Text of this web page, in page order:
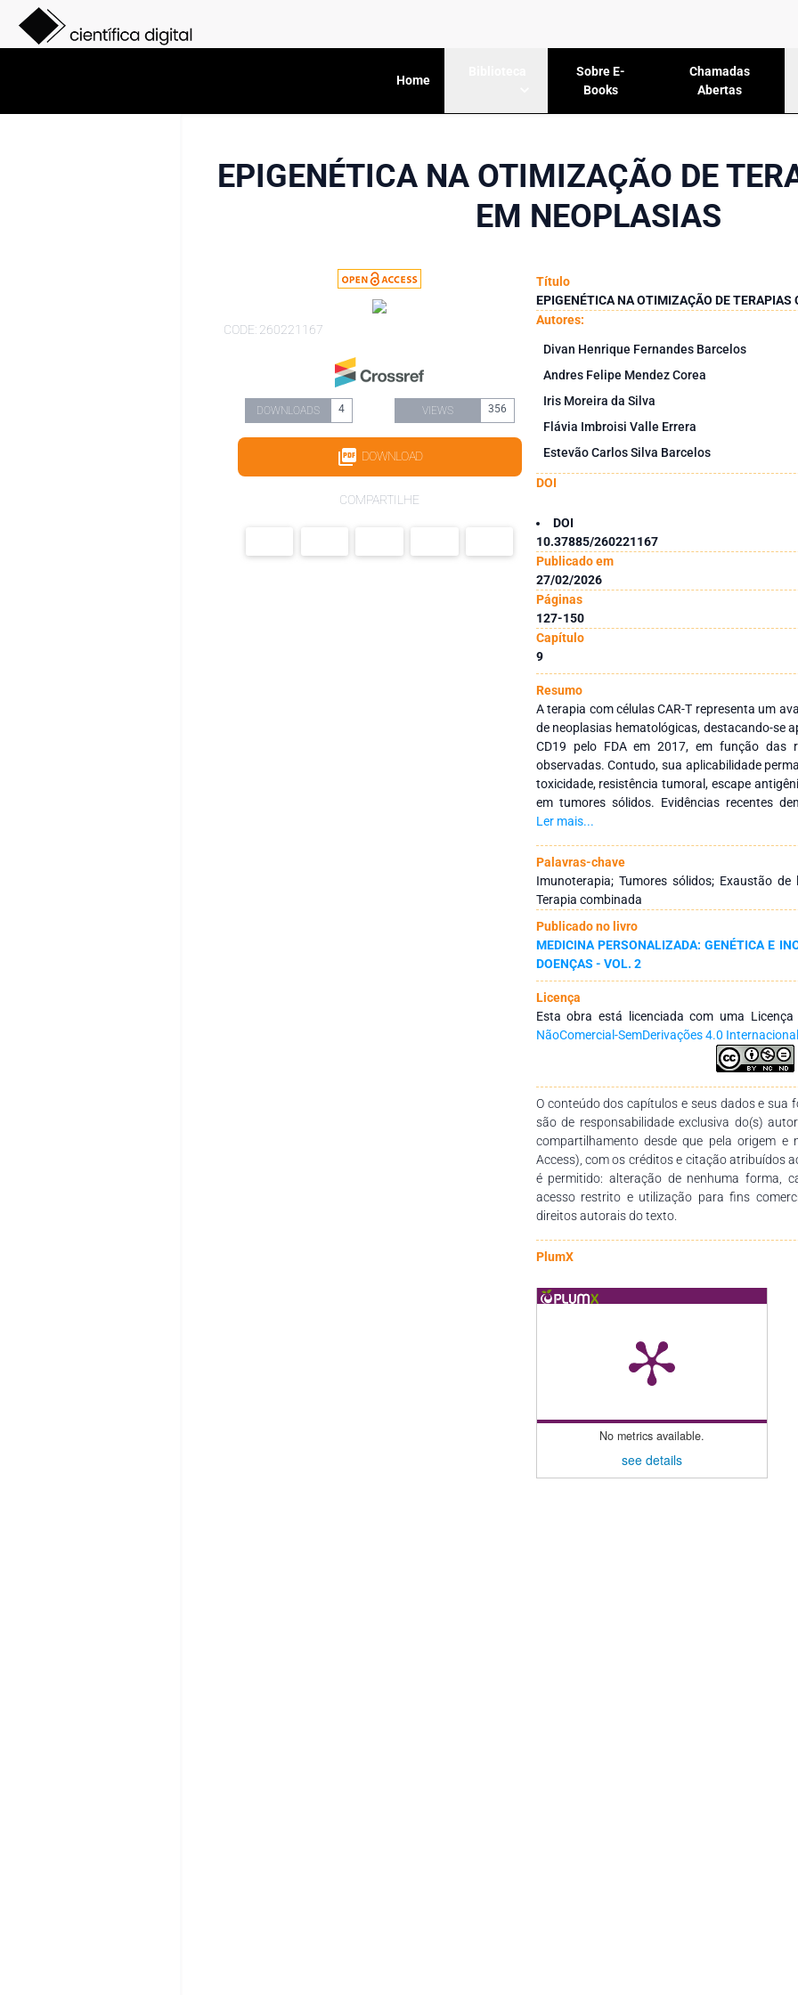
Home
Sobre E-
Books
Chamadas
Abertas
EPIGENÉTICA NA OTIMIZAÇÃO DE
EM NEOPLASIAS
CODE: 260221167
DOWNLOADS 4 VIEWS 356
DOWNLOAD
COMPARTILHE
Título
EPIGENÉTICA NA OTIMIZAÇÃO DE TERAPIAS
Autores:
Divan Henrique Fernandes Barcelos
Andres Felipe Mendez Corea
Iris Moreira da Silva
Flávia Imbroisi Valle Errera
Estevão Carlos Silva Barcelos
DOI
DOI
10.37885/260221167
Publicado em
27/02/2026
Páginas
127-150
Capítulo
9
Resumo
A terapia com células CAR-T representa um
de neoplasias hematológicas, destacando-se
CD19 pelo FDA em 2017, em função das
observadas. Contudo, sua aplicabilidade
toxicidade, resistência tumoral, escape
em tumores sólidos. Evidências recentes
regulação epigenética exercem influência
microambiente tumoral. Esta revisão
indexados no PubMed que investigam a
CAR-T, com ênfase em estratégias para
terapêutica. Os achados indicam que
epigenéticos, incluindo DNMT3A, TET2,
transcrição associados à exaustão (TOX/
fenótipos de memória funcional e
modelos pré-clínicos. Adicionalmente,
armored, indução de quimiocinas e
especificidade, infiltração tumoral e
extratumoral. Estratégias combinatórias com
do microambiente tumoral mostram
epigenética constitui um eixo estratégico
fundamentando o desenvolvimento de
duráveis e ajustáveis.
Ler mais...
Palavras-chave
Imunoterapia; Tumores sólidos; Exaustão
Terapia combinada
Publicado no livro
MEDICINA PERSONALIZADA: GENÉTICA E
DOENÇAS - VOL. 2
Licença
Esta obra está licenciada com uma
NãoComercial-SemDerivações 4.0 Internacional
O conteúdo dos capítulos e seus dados e sua
são de responsabilidade exclusiva do(s)
compartilhamento desde que pela origem e
Access), com os créditos e citação atribuídos
é permitido: alteração de nenhuma forma,
acesso restrito e utilização para fins
direitos autorais do texto.
PlumX
No metrics available.
see details